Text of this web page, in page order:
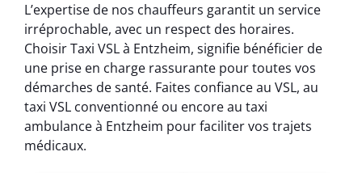
L’expertise de nos chauffeurs garantit un service
irréprochable, avec un respect des horaires.
Choisir Taxi VSL à Entzheim, signifie bénéficier de
une prise en charge rassurante pour toutes vos
démarches de santé. Faites confiance au VSL, au
taxi VSL conventionné ou encore au taxi
ambulance à Entzheim pour faciliter vos trajets
médicaux.